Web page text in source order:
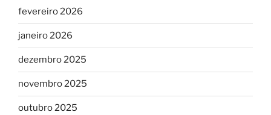
fevereiro 2026
janeiro 2026
dezembro 2025
novembro 2025
outubro 2025